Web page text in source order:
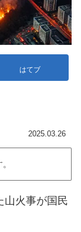
はてブ
2025.03.26
山火事が国民